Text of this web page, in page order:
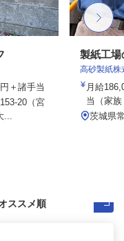
＋諸手当
20（宮
製紙工場
高砂製紙株
月給
当（家
茨城県